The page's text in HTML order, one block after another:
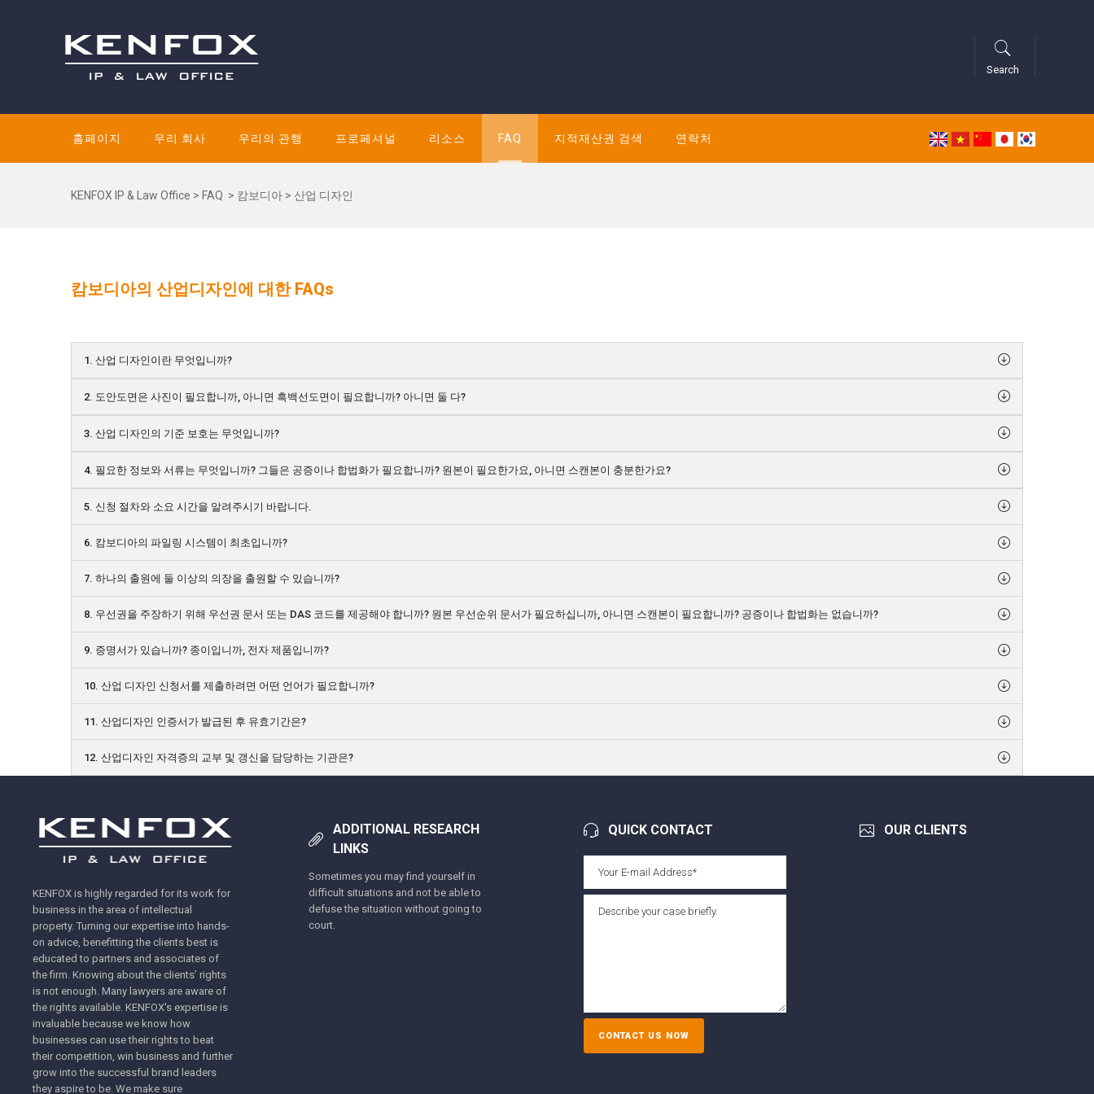
Search
홈페이지 우리 회사 우리의 관행 프로페셔널 리소스 FAQ 지적재산권 검색 연락처
KENFOX IP & Law Office > FAQ > 캄보디아 > 산업 디자인
캄보디아의 산업디자인에 대한 FAQs
1. 산업 디자인이란 무엇입니까?
2. 도안도면은 사진이 필요합니까, 아니면 흑백선도면이 필요합니까? 아니면 둘 다?
3. 산업 디자인의 기준 보호는 무엇입니까?
4. 필요한 정보와 서류는 무엇입니까? 그들은 공증이나 합법화가 필요합니까? 원본이 필요한가요, 아니면 스캔본이 충분한가요?
5. 신청 절차와 소요 시간을 알려주시기 바랍니다.
6. 캄보디아의 파일링 시스템이 최초입니까?
7. 하나의 출원에 둘 이상의 의장을 출원할 수 있습니까?
8. 우선권을 주장하기 위해 우선권 문서 또는 DAS 코드를 제공해야 합니까? 원본 우선순위 문서가 필요하십니까, 아니면 스캔본이 필요합니까? 공증이나 합법화는 없습니까?
9. 증명서가 있습니까? 종이입니까, 전자 제품입니까?
10. 산업 디자인 신청서를 제출하려면 어떤 언어가 필요합니까?
11. 산업디자인 인증서가 발급된 후 유효기간은?
12. 산업디자인 자격증의 교부 및 갱신을 담당하는 기관은?
KENFOX is highly regarded for its work for
business in the area of intellectual
property. Turning our expertise into hands-
on advice, benefitting the clients best is
educated to partners and associates of
the firm. Knowing about the clients’ rights
is not enough. Many lawyers are aware of
the rights available. KENFOX's expertise is
invaluable because we know how
businesses can use their rights to beat
their competition, win business and further
grow into the successful brand leaders
they aspire to be. We make sure
ADDITIONAL RESEARCH
LINKS
Sometimes you may find yourself in
difficult situations and not be able to
defuse the situation without going to
court.
QUICK CONTACT OUR CLIENTS